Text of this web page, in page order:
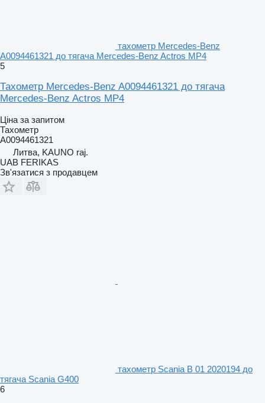
тахометр Mercedes-Benz
A0094461321 до тягача Mercedes-Benz Actros MP4
5
Тахометр Mercedes-Benz A0094461321 до тягача
Mercedes-Benz Actros MP4
Ціна за запитом
Тахометр
A0094461321
Литва, KAUNO raj.
UAB FERIKAS
Зв'язатися з продавцем
тахометр Scania B 01 2020194 до
тягача Scania G400
6